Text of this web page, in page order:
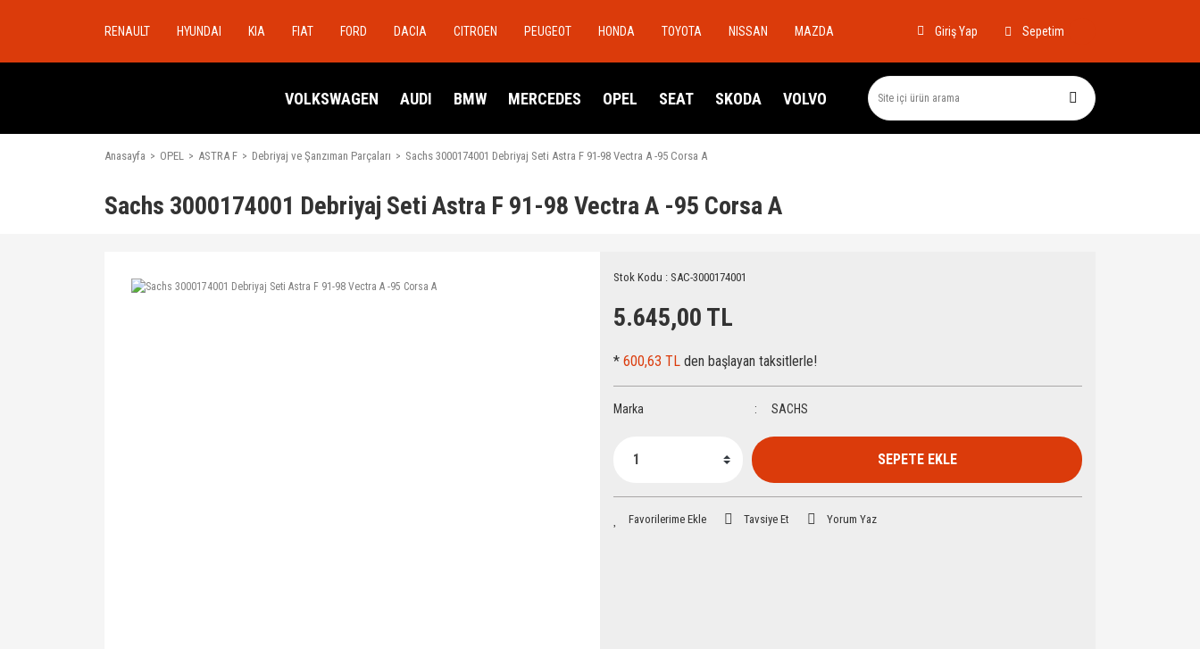
RENAULT HYUNDAI KIA FIAT FORD DACIA CITROEN PEUGEOT HONDA TOYOTA NISSAN MAZDA Giriş Yap Sepetim
VOLKSWAGEN AUDI BMW MERCEDES OPEL SEAT SKODA VOLVO
Anasayfa OPEL ASTRA F Debriyaj ve Şanzıman Parçaları Sachs 3000174001 Debriyaj Seti Astra F 91-98 Vectra A -95 Corsa A
Sachs 3000174001 Debriyaj Seti Astra F 91-98 Vectra A -95 Corsa A
Stok Kodu : SAC-3000174001
5.645,00 TL
* 600,63 TL den başlayan taksitlerle!
Marka SACHS
SEPETE EKLE
Tavsiye Et Yorum Yaz